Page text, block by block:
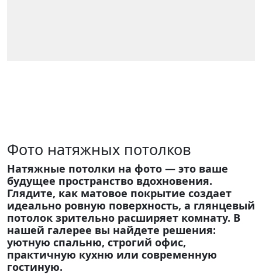
Фото натяжных потолков
Натяжные потолки на фото — это ваше
будущее пространство вдохновения.
Глядите, как матовое покрытие создает
идеально ровную поверхность, а глянцевый
потолок зрительно расширяет комнату. В
нашей галерее вы найдете решения:
уютную спальню, строгий офис,
практичную кухню или современную
гостиную.